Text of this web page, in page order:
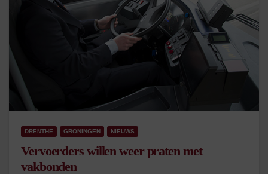
DRENTHE GRONINGEN NIEUWS
Vervoerders willen weer praten met
vakbonden